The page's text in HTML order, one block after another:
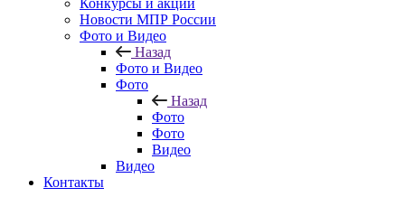
Конкурсы и акции
Новости МПР России
Фото и Видео
Назад
Фото и Видео
Фото
Назад
Фото
Фото
Видео
Видео
Контакты